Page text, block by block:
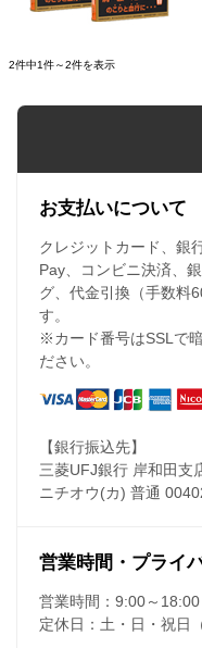
2件中1件～2件を表示
お支払いについて
クレジットカード、銀
Pay、コンビニ決済、
グ、代金引換（手数料
す。
※カード番号はSSLで
ださい。
【銀行振込先】
三菱UFJ銀行 岸和田支
ニチオウ(カ) 普通
営業時間・プライ
営業時間： 9:00～18:00
定休日： 土・日・祝日